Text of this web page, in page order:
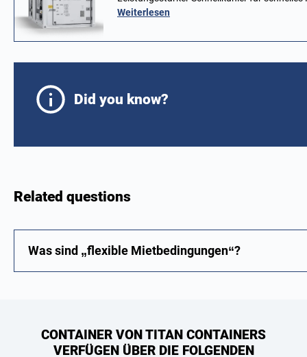
Weiterlesen
Did you know?
Related questions
Was sind „flexible Mietbedingungen“?
CONTAINER VON TITAN CONTAINERS
VERFÜGEN ÜBER DIE FOLGENDEN